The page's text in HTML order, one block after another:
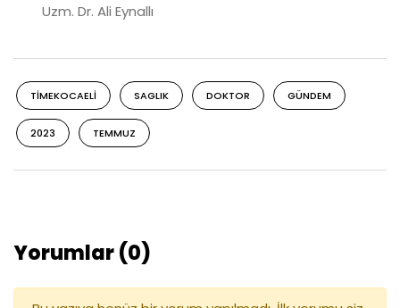
Uzm. Dr. Ali Eynallı
TIMEKOCAELI SAGLIK DOKTOR GÜNDEM
2023 TEMMUZ
Yorumlar (0)